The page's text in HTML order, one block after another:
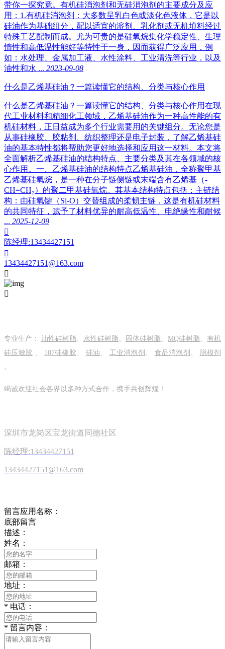
带你一探究竟。有机硅消泡剂和无硅消泡剂的主要成分及应
用：1.有机硅消泡剂：大多数呈乳白色或淡化色液体，它是以
硅油作为基础组分，配以适宜的溶剂、乳化剂或无机填料经过
特殊工艺配制而成。尤为可贵的是硅氧烷集化学稳定性、生理
惰性和高低温性能好等特性于一身，因而获得广泛应用，例
如：水处理、金属加工液、水性涂料、工业清洗等行业，以及
油性和水 ... 2023-09-08
什么是乙烯基硅油？一篇读懂它的结构、分类与核心作用
什么是乙烯基硅油？一篇读懂它的结构、分类与核心作用在现
代工业材料和精细化工领域，乙烯基硅油作为一种高性能的有
机硅材料，正日益成为多个行业需要用的关键组分。无论您是
从事硅橡胶、胶粘剂、纺织整理还是电子封装，了解乙烯基硅
油的基本特性都将帮助您更好地选择和应用这一材料。本文将
全面解析乙烯基硅油的结构特点、主要分类及其在各领域的核
心作用。一、乙烯基硅油的结构特点乙烯基硅油，全称聚甲基
乙烯基硅氧烷，是一种在分子链侧链或末端含有乙烯基（-
CH=CH₂）的聚二甲基硅氧烷。其基本结构特点包括：主链结
构：由硅氧键（Si-O）交替组成的柔韧主链，这是有机硅材料
的共同特征，赋予了材料优异的耐高低温性、电绝缘性和耐候
... 2025-12-09

陈经理:13434427151

13434427151@163.com


专业生产： 油性硅树脂 、 水性硅树脂 、 固体硅树脂 、 MQ硅树脂 、 有机
硅压敏胶 、 107硅橡胶、 硅油 、 工业消泡剂 、 食品消泡剂 、 脱模剂
。
竭诚欢迎社会各界以多种方式合作，携手共创辉煌！
深圳市龙岗区宝龙街道同德社区
陈经理:13434427151
13434427151@163.com
留言应用名称：
底部留言
描述：
姓名：
邮箱：
地址：
* 电话：
* 留言内容：